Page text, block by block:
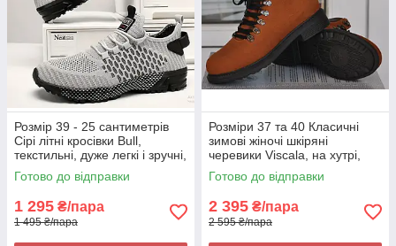
Розмір 39 - 25 сантиметрів
Сірі літні кросівки Bull,
текстильні, дуже легкі і зручні,
на підошві з піни
Готово до відправки
1 295 ₴/пара
1 495 ₴/пара
Розміри 37 та 40 Класичні
зимові жіночі шкіряні
черевики Viscala, на хутрі,
коричневі, легкі та зручні
Готово до відправки
2 395 ₴/пара
2 595 ₴/пара